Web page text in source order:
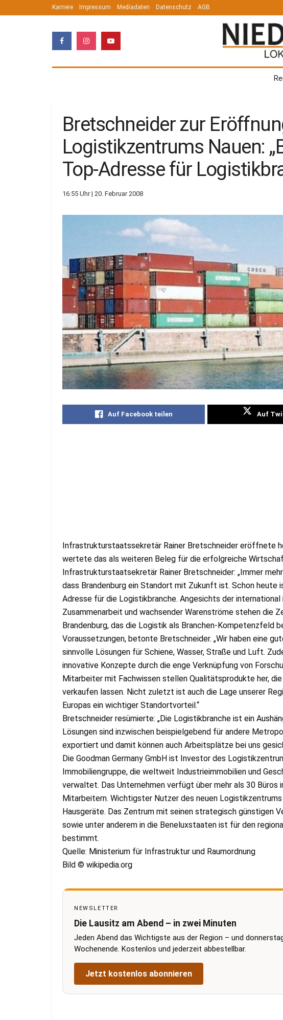
Karriere Impressum Mediadaten Datenschutz AGB
Bretschneider zur
Logistikzentrums Nauen:
Top-Adresse für
16:55 Uhr | 20. Februar 2008
Auf Facebook teilen Auf
Infrastrukturstaatssekretär Rainer Bretschneider eröffnete
wertete das als weiteren Beleg für die erfolgreiche
Infrastrukturstaatsekretär Rainer Bretschneider: „Immer
dass Brandenburg ein Standort mit Zukunft ist. Schon heute
Adresse für die Logistikbranche. Angesichts der
Zusammenarbeit und wachsender Warenströme stehen die
Brandenburg, das die Logistik als Branchen-Kompetenzfeld
Voraussetzungen, betonte Bretschneider. „Wir haben eine
sinnvolle Lösungen für Schiene, Wasser, Straße und Luft.
innovative Konzepte durch die enge Verknüpfung von
Mitarbeiter mit Fachwissen stellen Qualitätsprodukte her,
verkaufen lassen. Nicht zuletzt ist auch die Lage unserer
Europas ein wichtiger Standortvorteil.“
Bretschneider resümierte: „Die Logistikbranche ist ein
Lösungen sind inzwischen beispielgebend für andere
exportiert und damit können auch Arbeitsplätze bei uns
Die Goodman Germany GmbH ist Investor des
Immobiliengruppe, die weltweit Industrieimmobilien und
verwaltet. Das Unternehmen verfügt über mehr als 30 Büros
Mitarbeitern. Wichtigster Nutzer des neuen
Hausgeräte. Das Zentrum mit seinen strategisch günstigen
sowie unter anderem in die Beneluxstaaten ist für den
bestimmt.
Quelle: Ministerium für Infrastruktur und Raumordnung
Bild © wikipedia.org
NEWSLETTER
Die Lausitz am Abend – in zwei Minuten
Jeden Abend das Wichtigste aus der Region – und
Wochenende. Kostenlos und jederzeit abbestellbar.
Jetzt kostenlos abonnieren